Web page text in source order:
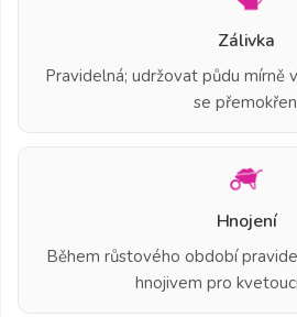
Zálivka
Pravidelná; udržovat půdu mírně
se
Hnojení
Během růstového období
hnojivem pro